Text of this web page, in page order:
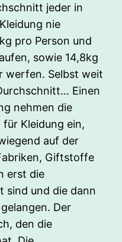
jeder in
nie
pro Person und
sowie 14,8kg
werfen. Selbst weit
Einen
nehmen die
Kleidung ein,
auf der
Giftstoffe
erst die
sind und die dann
Der
den die